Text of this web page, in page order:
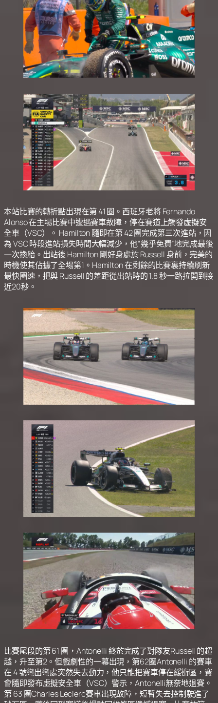
本站比賽的轉折點出現在第 41 圈。西班牙老將 Fernando
Alonso 在主場比賽中遭遇賽車故障，停在賽道上觸發虛擬安
全車（VSC）。 Hamilton 隨即在第 42 圈完成第三次進站，因
為 VSC 時段進站損失時間大幅減少，他”幾乎免費”地完成最後
一次換胎。出站後 Hamilton 剛好身處於 Russell 身前，完美的
時機使其佔據了全場第1。Hamilton 在剩餘的比賽裏持續刷新
最快圈速，把與 Russell 的差距從出站時的 1.8 秒一路拉開到接
近20秒。
比賽尾段的第 61 圈，Antonelli 終於完成了對隊友Russell 的超
越，升至第2。但戲劇性的一幕出現，第62圈Antonelli 的賽車
在 4 號彎出彎處突然失去動力，他只能把賽車停在緩衝區，賽
會隨即發布虛擬安全車（VSC）警示，Antonelli無奈地退賽。
第 63 圈Charles Leclerc賽車出現故障，短暫失去控制駛進了